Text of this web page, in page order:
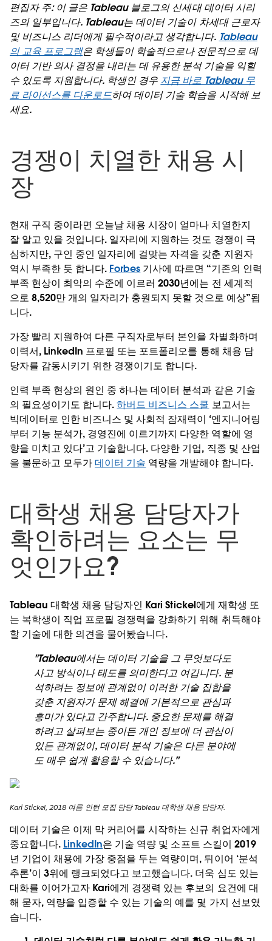
편집자 주: 이 글은 Tableau 블로그의 신세대 데이터 시리
즈의 일부입니다. Tableau는 데이터 기술이 차세대 근로자
및 비즈니스 리더에게 필수적이라고 생각합니다. Tableau
의 교육 프로그램은 학생들이 학술적으로나 전문적으로 데
이터 기반 의사 결정을 내리는 데 유용한 분석 기술을 익힐
수 있도록 지원합니다. 학생인 경우 지금 바로 Tableau 무
료 라이선스를 다운로드하여 데이터 기술 학습을 시작해 보
세요.
경쟁이 치열한 채용 시
장
현재 구직 중이라면 오늘날 채용 시장이 얼마나 치열한지
잘 알고 있을 것입니다. 일자리에 지원하는 것도 경쟁이 극
심하지만, 구인 중인 일자리에 걸맞는 자격을 갖춘 지원자
역시 부족한 듯 합니다. Forbes 기사에 따르면 “기존의 인력
부족 현상이 최악의 수준에 이르러 2030년에는 전 세계적
으로 8,520만 개의 일자리가 충원되지 못할 것으로 예상”됩
니다.
가장 빨리 지원하여 다른 구직자로부터 본인을 차별화하며
이력서, LinkedIn 프로필 또는 포트폴리오를 통해 채용 담
당자를 감동시키기 위한 경쟁이기도 합니다.
인력 부족 현상의 원인 중 하나는 데이터 분석과 같은 기술
의 필요성이기도 합니다.하버드 비즈니스 스쿨 보고서는
빅데이터로 인한 비즈니스 및 사회적 잠재력이 ‘엔지니어링
부터 기능 분석가, 경영진에 이르기까지 다양한 역할에 영
향을 미치고 있다’고 기술합니다. 다양한 기업, 직종 및 산업
을 불문하고 모두가데이터 기술 역량을 개발해야 합니다.
대학생 채용 담당자가
확인하려는 요소는 무
엇인가요?
Tableau 대학생 채용 담당자인 Kari Stickel에게 재학생 또
는 복학생이 직업 프로필 경쟁력을 강화하기 위해 취득해야
할 기술에 대한 의견을 물어봤습니다.
"Tableau에서는 데이터 기술을 그 무엇보다도
사고 방식이나 태도를 의미한다고 여깁니다. 분
석하려는 정보에 관계없이 이러한 기술 집합을
갖춘 지원자가 문제 해결에 기본적으로 관심과
흥미가 있다고 간주합니다. 중요한 문제를 해결
하려고 살펴보는 중이든 개인 정보에 더 관심이
있든 관계없이, 데이터 분석 기술은 다른 분야에
도 매우 쉽게 활용할 수 있습니다.”
Kari Stickel, 2018 여름 인턴 모집 담당 Tableau 대학생 채용 담당자.
데이터 기술은 이제 막 커리어를 시작하는 신규 취업자에게
중요합니다. LinkedIn은 기술 역량 및 소프트 스킬이 2019
년 기업이 채용에 가장 중점을 두는 역량이며, 뒤이어 ‘분석
추론’이 3위에 랭크되었다고 보고했습니다. 더욱 심도 있는
대화를 이어가고자 Kari에게 경쟁력 있는 후보의 요건에 대
해 묻자, 역량을 입증할 수 있는 기술의 예를 몇 가지 선보였
습니다.